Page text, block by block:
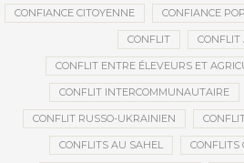
CONFIANCE CITOYENNE CONFIANCE
CONFLIT CONFLIT
CONFLIT ENTRE ÉLEVEURS ET
CONFLIT INTERCOMMUNAUTAIRE
CONFLIT RUSSO-UKRAINIEN
CONFLITS AU SAHEL CONFLITS